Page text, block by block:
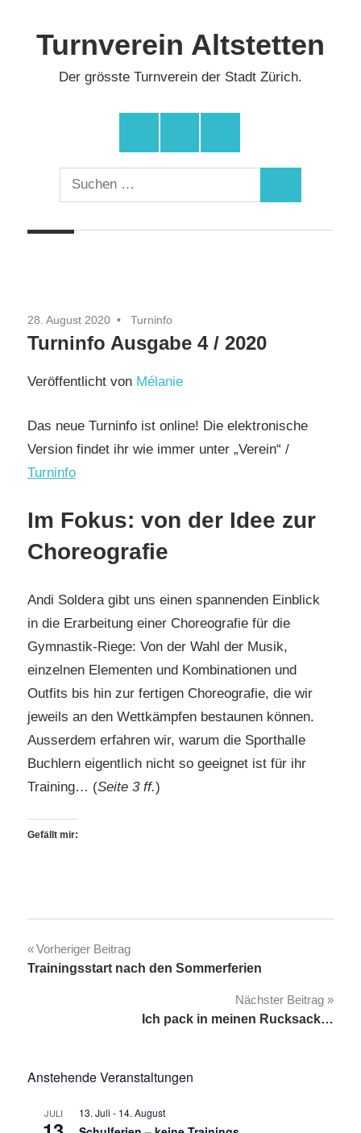
Inhalt
springen
Turnverein Altstetten
Der grösste Turnverein der Stadt Zürich.
Suchen
nach:
28. August 2020 Turninfo
Turninfo Ausgabe 4 / 2020
Veröffentlicht von Mélanie
Das neue Turninfo ist online! Die elektronische
Version findet ihr wie immer unter „Verein“ /
Turninfo
Im Fokus: von der Idee zur
Choreografie
Andi Soldera gibt uns einen spannenden Einblick
in die Erarbeitung einer Choreografie für die
Gymnastik-Riege: Von der Wahl der Musik,
einzelnen Elementen und Kombinationen und
Outfits bis hin zur fertigen Choreografie, die wir
jeweils an den Wettkämpfen bestaunen können.
Ausserdem erfahren wir, warum die Sporthalle
Buchlern eigentlich nicht so geeignet ist für ihr
Training… (Seite 3 ff.)
Gefällt mir:
Beitragsnavigation
Vorheriger Beitrag
Trainingsstart nach den Sommerferien
Nächster Beitrag
Ich pack in meinen Rucksack…
Anstehende Veranstaltungen
JULI 13. Juli - 14. August